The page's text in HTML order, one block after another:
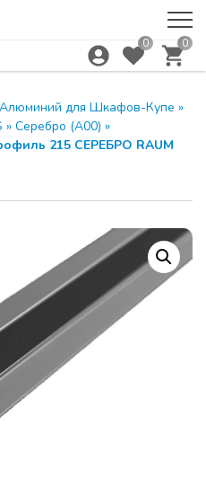
0 0
Алюминий для Шкафов-Купе »
» Серебро (А00) »
215 СЕРЕБРО RAUM